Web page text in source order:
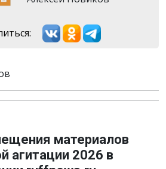
материалов
агитации 2026 в